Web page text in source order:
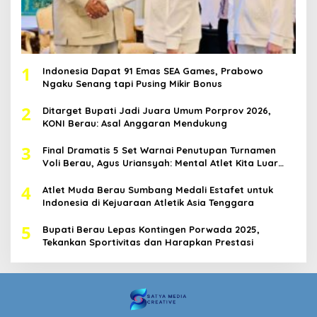
1
Indonesia Dapat 91 Emas SEA Games, Prabowo
Ngaku Senang tapi Pusing Mikir Bonus
2
Ditarget Bupati Jadi Juara Umum Porprov 2026,
KONI Berau: Asal Anggaran Mendukung
3
Final Dramatis 5 Set Warnai Penutupan Turnamen
Voli Berau, Agus Uriansyah: Mental Atlet Kita Luar
4
Atlet Muda Berau Sumbang Medali Estafet untuk
Indonesia di Kejuaraan Atletik Asia Tenggara
5
Bupati Berau Lepas Kontingen Porwada 2025,
Tekankan Sportivitas dan Harapkan Prestasi